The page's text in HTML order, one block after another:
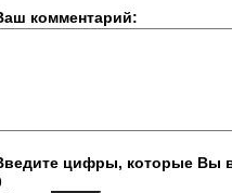
комментарий:
цифры, которые Вы